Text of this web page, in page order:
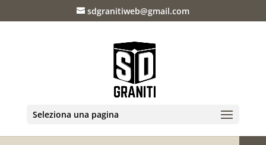
sdgranitiweb@gmail.com
Seleziona una pagina